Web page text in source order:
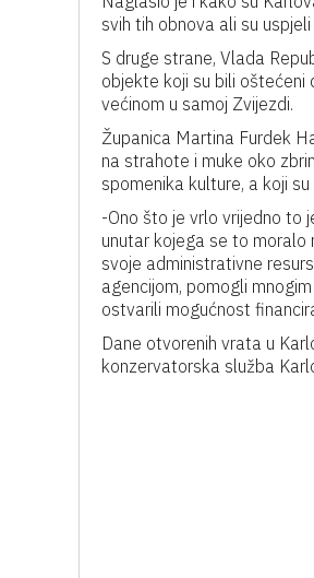
svih tih obnova ali su
S druge strane, Vlada
objekte koji su bili oštećeni
većinom u samoj Zvijezdi.
Županica Martina Furdek
na strahote i muke oko
spomenika kulture, a koji
-Ono što je vrlo vrijedno to
unutar kojega se to moralo
svoje administrativne
agencijom, pomogli
ostvarili mogućnost
Dane otvorenih vrata u
konzervatorska služba